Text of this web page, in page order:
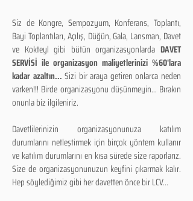
Siz de Kongre, Sempozyum, Konferans, Toplantı,
Bayi Toplantıları, Açılış, Düğün, Gala, Lansman, Davet
ve Kokteyl gibi bütün organizasyonlarda DAVET
SERVİSİ ile organizasyon maliyetlerinizi %60'lara
kadar azaltın...Sizi bir araya getiren onlarca neden
varken!!! Birde organizasyonu düşünmeyin... Bırakın
onunla biz ilgileniriz.
Davetlilerinizin organizasyonunuza katılım
durumlarını netleştirmek için birçok yöntem kullanır
ve katılım durumlarını en kısa sürede size raporlarız.
Size de organizasyonunuzun keyfini çıkarmak kalır.
Hep söylediğimiz gibi her davetten önce bir LCV...